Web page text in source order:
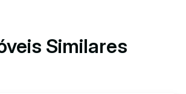
Similares